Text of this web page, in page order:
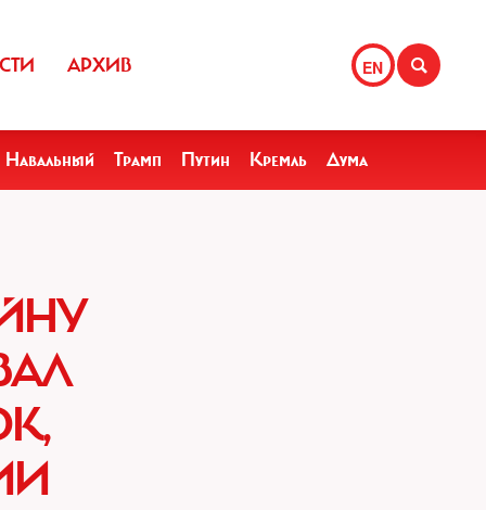
EN
АРХИВ
Навальный Трамп Путин Кремль Дума